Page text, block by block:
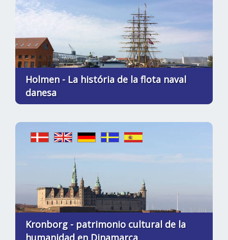
Holmen - La história de la flota naval
danesa
Kronborg - patrimonio cultural de la
humanidad en Dinamarca